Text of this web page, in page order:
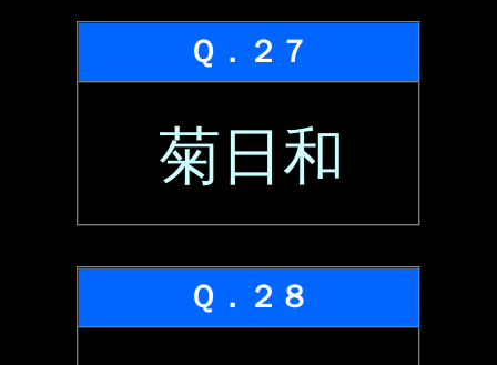
Ｑ．２７
菊日和
Ｑ．２８